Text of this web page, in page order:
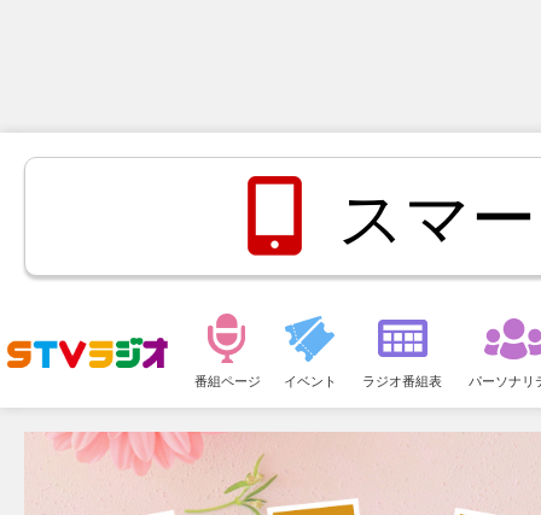
スマ
ュ
ー
番組ページ イベント ラジオ番組表 パーソナリ